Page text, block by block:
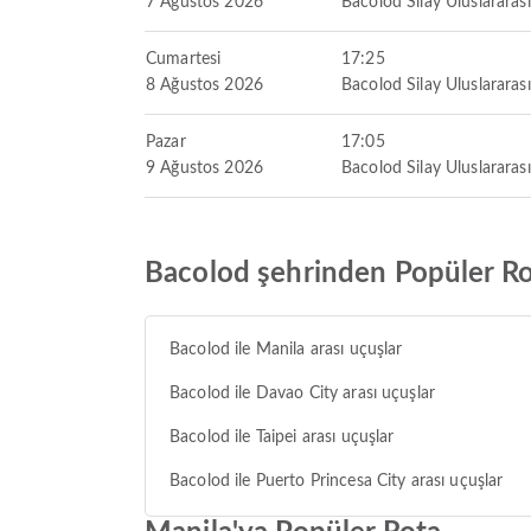
Cumartesi
8 Ağustos 2026
17:25
Bacolod Silay
Pazar
9 Ağustos 2026
17:05
Bacolod Silay
Bacolod şehrinden Popüler
Bacolod ile Manila arası uçuşlar
Bacolod ile Davao City arası uçuşlar
Bacolod ile Taipei arası uçuşlar
Bacolod ile Puerto Princesa City arası uçuşlar